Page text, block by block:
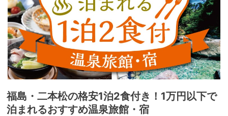
福島・二本松の格安1泊2食付き！1万円以下で
泊まれるおすすめ温泉旅館・宿